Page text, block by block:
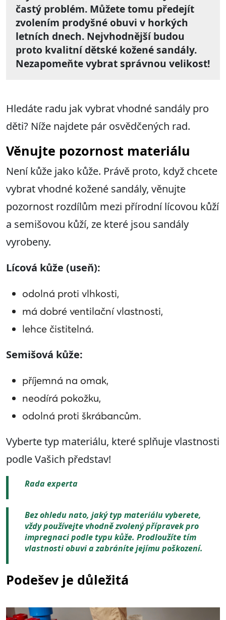
častý problém. Můžete tomu předejít
zvolením prodyšné obuvi v horkých
letních dnech. Nejvhodnější budou
proto kvalitní dětské kožené sandály.
Nezapomeňte vybrat správnou velikost!
Hledáte radu jak vybrat vhodné sandály pro
děti? Níže najdete pár osvědčených rad.
Věnujte pozornost materiálu
Není kůže jako kůže. Právě proto, když chcete
vybrat vhodné kožené sandály, věnujte
pozornost rozdílům mezi přírodní lícovou kůží
a semišovou kůží, ze které jsou sandály
vyrobeny.
Lícová kůže (useň):
odolná proti vlhkosti,
má dobré ventilační vlastnosti,
lehce čistitelná.
Semišová kůže:
příjemná na omak,
neodírá pokožku,
odolná proti škrábancům.
Vyberte typ materiálu, které splňuje vlastnosti
podle Vašich představ!
Rada experta
Bez ohledu nato, jaký typ materiálu vyberete,
vždy používejte vhodně zvolený přípravek pro
impregnaci podle typu kůže. Prodloužíte tím
vlastnosti obuvi a zabráníte jejímu poškození.
Podešev je důležitá